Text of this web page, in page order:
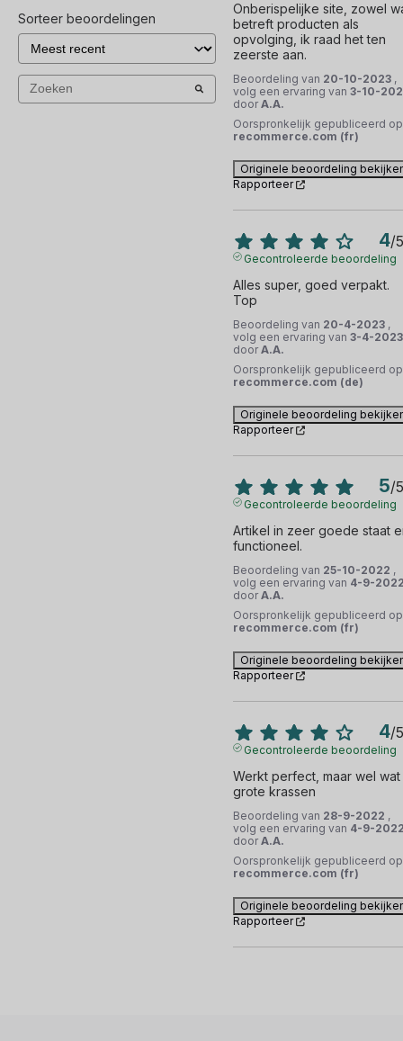
Sorteer beoordelingen
Onberispelijke site, zowel
betreft producten als
opvolging, ik raad het ten
zeerste aan.
Beoordeling van 20-10-2023 ,
volg een ervaring van 3-10-
door A.A.
Oorspronkelijk gepubliceerd op
recommerce.com (fr)
Originele beoordeling
Rapporteer
4/5
Gecontroleerde beoordeling
Alles super, goed verpakt.
Top
Beoordeling van 20-4-2023 ,
volg een ervaring van 3-4-2023
door A.A.
Oorspronkelijk gepubliceerd op
recommerce.com (de)
Originele beoordeling
Rapporteer
5/5
Gecontroleerde beoordeling
Artikel in zeer goede staat
functioneel.
Beoordeling van 25-10-2022 ,
volg een ervaring van 4-9-
door A.A.
Oorspronkelijk gepubliceerd op
recommerce.com (fr)
Originele beoordeling
Rapporteer
4/5
Gecontroleerde beoordeling
Werkt perfect, maar wel wat
grote krassen
Beoordeling van 28-9-2022 ,
volg een ervaring van 4-9-
door A.A.
Oorspronkelijk gepubliceerd op
recommerce.com (fr)
Originele beoordeling
Rapporteer